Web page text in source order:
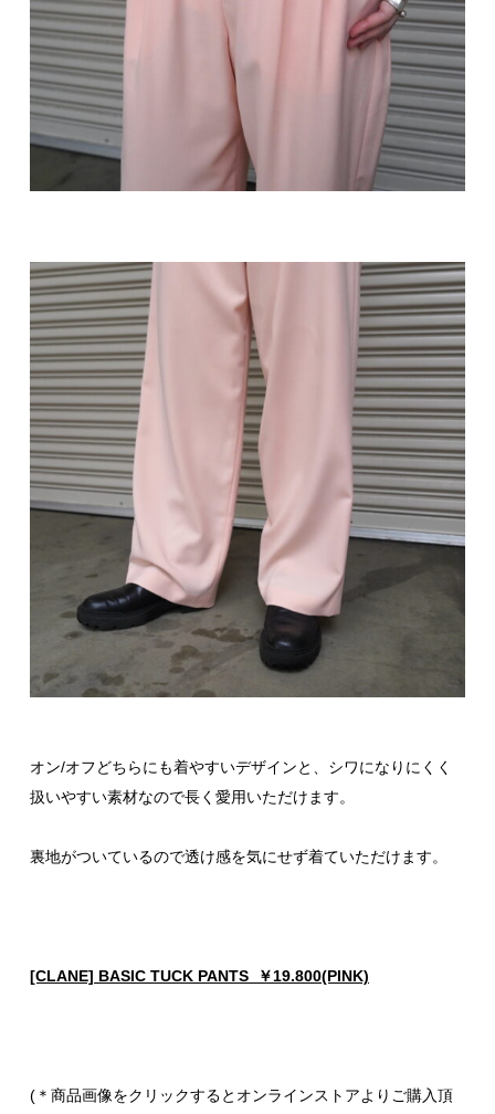
オン/オフどちらにも着やすいデザインと、シワになりにくく
扱いやすい素材なので長く愛用いただけます。
裏地がついているので透け感を気にせず着ていただけます。
[CLANE] BASIC TUCK PANTS ￥19.800(PINK)
(＊商品画像をクリックするとオンラインストアよりご購入頂